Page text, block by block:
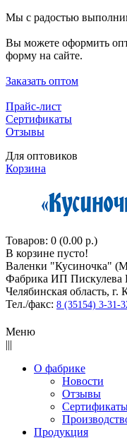
Мы с радостью
Вы можете оформить
форму на сайте.
Заказать оптом
Прайс-лист
Сертификаты
Отзывы
Для оптовиков
Корзина
Товаров: 0 (0.00 р.)
В корзине пусто!
Валенки "Кусиночкa"
Фабрика ИП Пискулева
Челябинская область, г.
Тел./факс: 8 (35154) 3-31-
Меню
|||
О фабрике
Новости
Отзывы
Продукция